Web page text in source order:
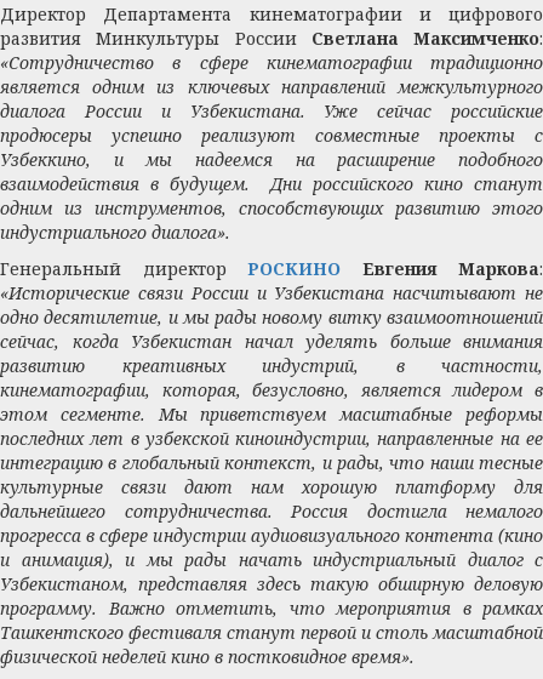
Директор Департамента кинематографии и цифрового
развития Минкультуры России Светлана Максимченко:
«Сотрудничество в сфере кинематографии традиционно
является одним из ключевых направлений межкультурного
диалога России и Узбекистана. Уже сейчас российские
продюсеры успешно реализуют совместные проекты с
Узбеккино, и мы надеемся на расширение подобного
взаимодействия в будущем. Дни российского кино станут
одним из инструментов, способствующих развитию этого
индустриального диалога».
Генеральный директор РОСКИНО Евгения Маркова:
«Исторические связи России и Узбекистана насчитывают не
одно десятилетие, и мы рады новому витку взаимоотношений
сейчас, когда Узбекистан начал уделять больше внимания
развитию креативных индустрий, в частности,
кинематографии, которая, безусловно, является лидером в
этом сегменте. Мы приветствуем масштабные реформы
последних лет в узбекской киноиндустрии, направленные на ее
интеграцию в глобальный контекст, и рады, что наши тесные
культурные связи дают нам хорошую платформу для
дальнейшего сотрудничества. Россия достигла немалого
прогресса в сфере индустрии аудиовизуального контента (кино
и анимация), и мы рады начать индустриальный диалог с
Узбекистаном, представляя здесь такую обширную деловую
программу. Важно отметить, что мероприятия в рамках
Ташкентского фестиваля станут первой и столь масштабной
физической неделей кино в постковидное время».